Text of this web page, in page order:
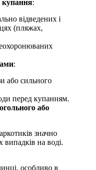
купання:
відведених і
(пляжах,
:
або сильного
перед купанням.
або
значно
на воді.
особливо в